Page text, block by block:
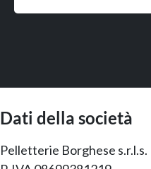
Dati della società
Pelletterie Borghese s.r.l.s.